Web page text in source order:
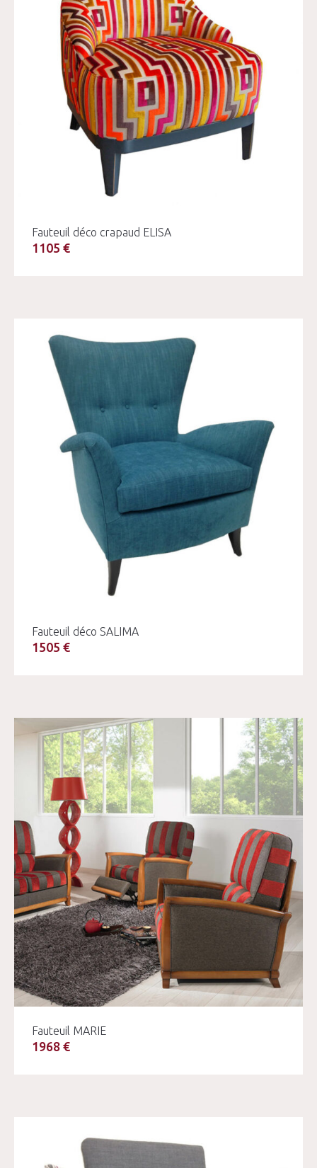
Fauteuil déco crapaud ELISA
1105 €
Fauteuil déco SALIMA
1505 €
Fauteuil MARIE
1968 €